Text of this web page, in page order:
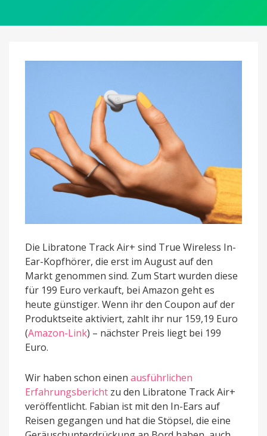
Kopfhörer
159,19
Die Libratone Track Air+ sind True Wireless In-
Ear-Kopfhörer, die erst im August auf den
Markt genommen sind. Zum Start wurden diese
für 199 Euro verkauft, bei Amazon geht es
heute günstiger. Wenn ihr den Coupon auf der
Produktseite aktiviert, zahlt ihr nur 159,19 Euro
(Amazon-Link) – nächster Preis liegt bei 199
Euro.
Wir haben schon einen ausführlichen
Erfahrungsbericht zu den Libratone Track Air+
veröffentlicht. Fabian ist mit den In-Ears auf
Reisen gegangen und hat die Stöpsel, die eine